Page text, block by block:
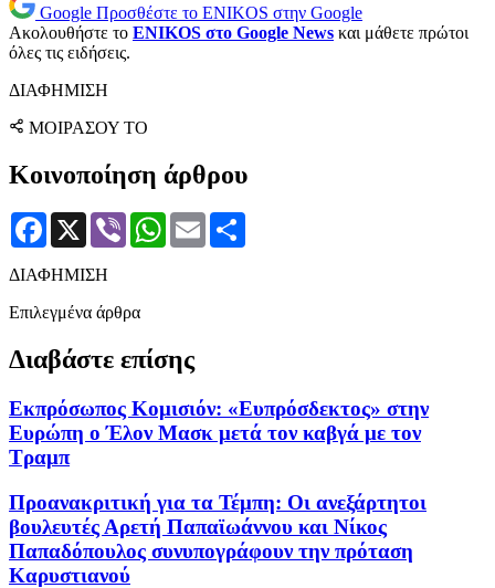
Google Προσθέστε το ENIKOS στην Google
Ακολουθήστε το ENIKOS στο Google News και μάθετε πρώτοι
όλες τις ειδήσεις.
ΔΙΑΦΗΜΙΣΗ
ΜΟΙΡΑΣΟΥ ΤΟ
Κοινοποίηση άρθρου
Facebook
X Viber WhatsApp
Email
ΔΙΑΦΗΜΙΣΗ
Επιλεγμένα άρθρα
Διαβάστε επίσης
Εκπρόσωπος Κομισιόν: «Eυπρόσδεκτος» στην
Ευρώπη o Έλον Μασκ μετά τον καβγά με τον
Τραμπ
Προανακριτική για τα Τέμπη: Οι ανεξάρτητοι
βουλευτές Αρετή Παπαϊωάννου και Νίκος
Παπαδόπουλος συνυπογράφουν την πρόταση
Καρυστιανού